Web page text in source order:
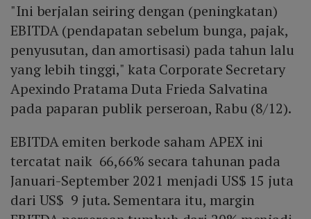
"Ini berjalan seiring dengan (peningkatan)
EBITDA (pendapatan sebelum bunga, pajak,
penyusutan, dan amortisasi) pada tahun lalu
yang lebih tinggi," kata Corporate Secretary
Apexindo Pratama Duta Frieda Salvatina
pada paparan publik perseroan, Rabu (8/12).
EBITDA emiten berkode saham APEX ini
tercatat naik 66,66% secara tahunan pada
Januari-September 2021 menjadi US$ 15 juta
dari US$ 9 juta. Sementara itu, margin